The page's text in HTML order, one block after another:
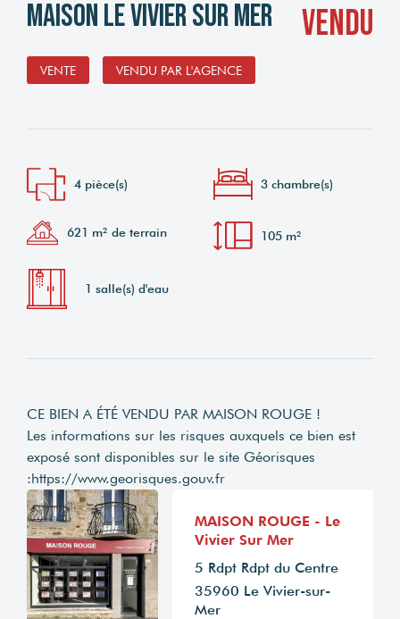
Maison Le Vivier Sur Mer
VENTE VENDU PAR L'AGENCE
vendu
4 pièce(s) 3 chambre(s)
621 m² de terrain 105 m²
1 salle(s) d'eau
CE BIEN A ÉTÉ VENDU PAR MAISON ROUGE !
Les informations sur les risques auxquels ce bien est
exposé sont disponibles sur le site Géorisques
:https://www.georisques.gouv.fr
MAISON ROUGE - Le
Vivier Sur Mer
5 Rdpt Rdpt du Centre
35960 Le Vivier-sur-
Mer